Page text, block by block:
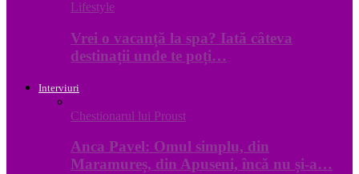
Lifestyle
Vrei o vacanță la spa? Iată câteva
destinații unde te poți…
Interviuri
Chestionarul lui Proust
Anca Pavel: Omul simplu, din
Maramureș, din Apuseni, încă nu și-a…